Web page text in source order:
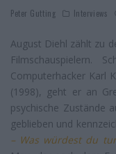
Peter Gutting Interviews
August Diehl zählt zu
Filmschauspielern.
Computerhacker Karl
(1998), geht er an
psychische Zustände
geblieben und
– Was würdest du